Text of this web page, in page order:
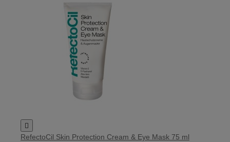

RefectoCil Skin Protection Cream & Eye Mask 75 ml